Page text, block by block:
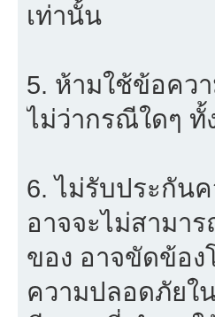
เท่านั้น
5. ห้ามใช้ข้อคว
ไม่ว่ากรณีใดๆ ทั้
6. ไม่รับประกัน
อาจจะไม่สามาร
ของ อาจขัดข้อง
ความปลอดภัยใ